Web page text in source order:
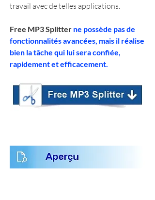
travail avec de telles applications.
Free MP3 Splitter ne possède pas de
fonctionnalités avancées, mais il réalise
bien la tâche qui lui sera confiée,
rapidement et efficacement.